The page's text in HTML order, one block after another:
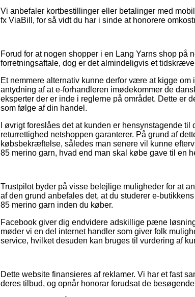
Vi anbefaler kortbestillinger eller betalinger med
fx ViaBill, for så vidt du har i sinde at honorere
Forud for at nogen shopper i en Lang Yarns shop på
forretningsaftale, dog er det almindeligvis et
Et nemmere alternativ kunne derfor være at kigge
antydning af at e-forhandleren imødekommer de
eksperter der er inde i reglerne på området. Dette er
som følge af din handel.
I øvrigt foreslåes det at kunden er hensynstagende
returrettighed netshoppen garanterer. På grund af
købsbekræftelse, således man senere vil kunne
85 merino garn, hvad end man skal købe gave til en
Trustpilot byder på visse belejlige muligheder for at
af den grund anbefales det, at du studerer e-
85 merino garn inden du køber.
Facebook giver dig endvidere adskillige pæne
møder vi en del internet handler som giver folk
service, hvilket desuden kan bruges til vurdering af
Dette website finansieres af reklamer. Vi har et fast
deres tilbud, og opnår honorar forudsat de